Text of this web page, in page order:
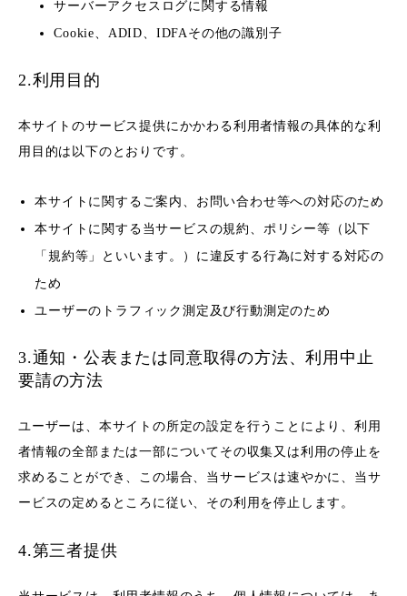
サーバーアクセスログに関する情報
Cookie、ADID、IDFAその他の識別子
2.利用目的
本サイトのサービス提供にかかわる利用者情報の具体的な利
用目的は以下のとおりです。
本サイトに関するご案内、お問い合わせ等への対応のため
本サイトに関する当サービスの規約、ポリシー等（以下
「規約等」といいます。）に違反する行為に対する対応の
ため
ユーザーのトラフィック測定及び行動測定のため
3.通知・公表または同意取得の方法、利用中止
要請の方法
ユーザーは、本サイトの所定の設定を行うことにより、利用
者情報の全部または一部についてその収集又は利用の停止を
求めることができ、この場合、当サービスは速やかに、当サ
ービスの定めるところに従い、その利用を停止します。
4.第三者提供